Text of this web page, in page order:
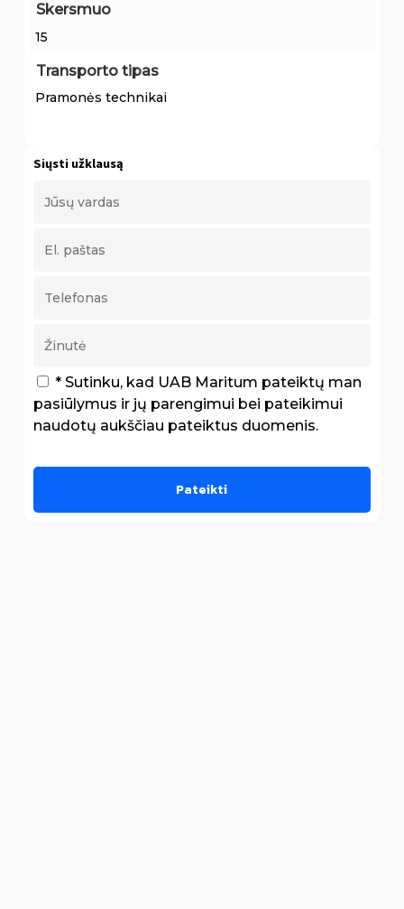
Skersmuo
15
Transporto tipas
Pramonės technikai
Siųsti užklausą
* Sutinku, kad UAB Maritum pateiktų man
pasiūlymus ir jų parengimui bei pateikimui
naudotų aukščiau pateiktus duomenis.